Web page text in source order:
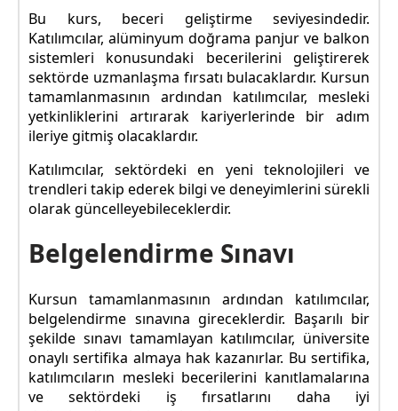
Bu kurs, beceri geliştirme seviyesindedir.
Katılımcılar, alüminyum doğrama panjur ve balkon
sistemleri konusundaki becerilerini geliştirerek
sektörde uzmanlaşma fırsatı bulacaklardır. Kursun
tamamlanmasının ardından katılımcılar, mesleki
yetkinliklerini artırarak kariyerlerinde bir adım
ileriye gitmiş olacaklardır.
Katılımcılar, sektördeki en yeni teknolojileri ve
trendleri takip ederek bilgi ve deneyimlerini sürekli
olarak güncelleyebileceklerdir.
Belgelendirme Sınavı
Kursun tamamlanmasının ardından katılımcılar,
belgelendirme sınavına gireceklerdir. Başarılı bir
şekilde sınavı tamamlayan katılımcılar, üniversite
onaylı sertifika almaya hak kazanırlar. Bu sertifika,
katılımcıların mesleki becerilerini kanıtlamalarına
ve sektördeki iş fırsatlarını daha iyi